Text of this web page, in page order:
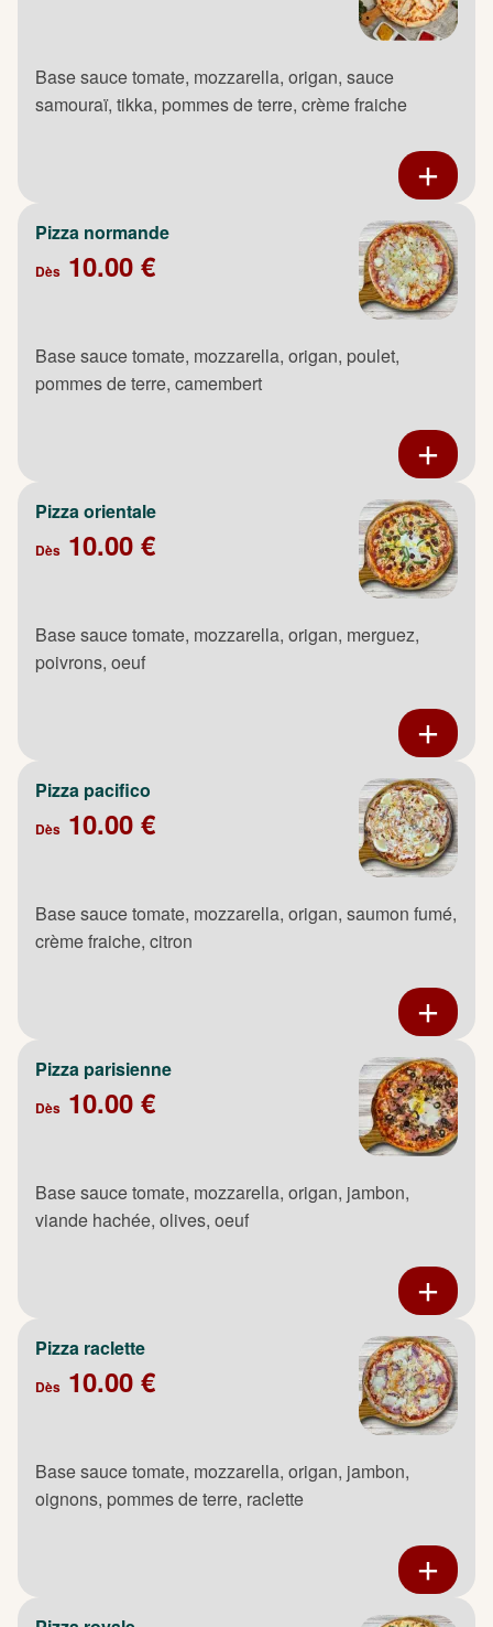
Base sauce tomate, mozzarella, origan, sauce
samouraï, tikka, pommes de terre, crème fraiche
Pizza normande
Dès 10.00 €
Base sauce tomate, mozzarella, origan, poulet,
pommes de terre, camembert
Pizza orientale
Dès 10.00 €
Base sauce tomate, mozzarella, origan, merguez,
poivrons, oeuf
Pizza pacifico
Dès 10.00 €
Base sauce tomate, mozzarella, origan, saumon fumé,
crème fraiche, citron
Pizza parisienne
Dès 10.00 €
Base sauce tomate, mozzarella, origan, jambon,
viande hachée, olives, oeuf
Pizza raclette
Dès 10.00 €
Base sauce tomate, mozzarella, origan, jambon,
oignons, pommes de terre, raclette